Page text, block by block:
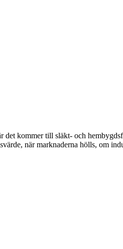
det kommer till släkt- och
när marknaderna hölls, om